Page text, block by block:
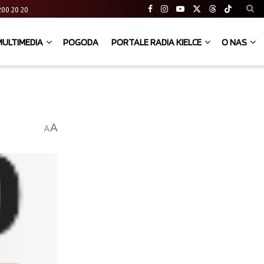
200 20 20
POGODA PORTALE RADIA KIELCE O NAS
AA